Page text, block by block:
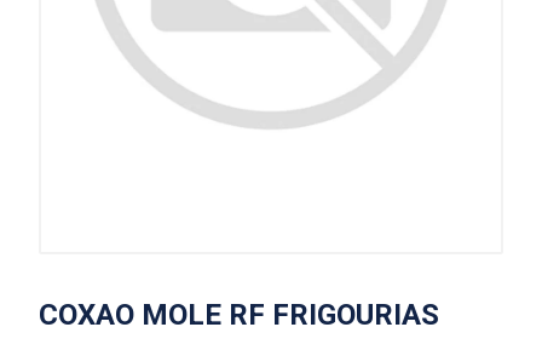
COXAO MOLE RF FRIGOURIAS